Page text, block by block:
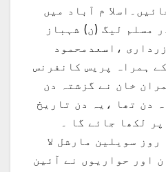
م آباد میں
مسلم لیگ (ن) شہباز
،اسعدمحمود
ہمراہ پریس کانفرنس
خان نے گزشتہ دن
دن تھا ،یہ دن تاریخ
لکھا جائے گا ۔
سویلین مارشل لا
اور حواریوں نے آئین